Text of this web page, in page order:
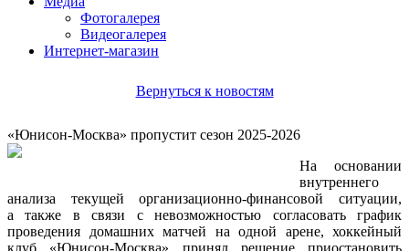
Фотогалерея
Видеогалерея
Интернет-магазин
Вернуться к новостям
«Юнисон-Москва» пропустит сезон 2025-2026
На основании
внутреннего
анализа текущей организационно-финансовой ситуации,
а также в связи с невозможностью согласовать график
проведения домашних матчей на одной арене, хоккейный
клуб «Юнисон-Москва» принял решение приостановить